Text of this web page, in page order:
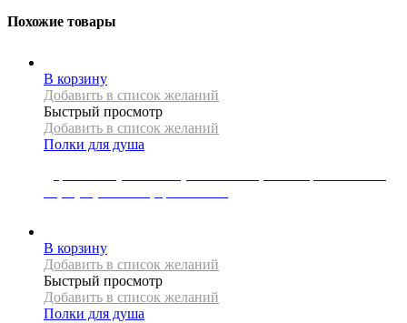
Похожие товары
В корзину
Добавить в список желаний
Быстрый просмотр
Добавить в список желаний
Полки для душа
В корзину
Добавить в список желаний
Быстрый просмотр
Добавить в список желаний
Полки для душа